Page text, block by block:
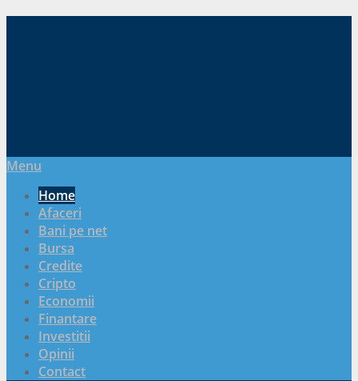
Menu
Home
Afaceri
Bani pe net
Bursa
Credite
Cripto
Economii
Finantare
Investitii
Opinii
Contact